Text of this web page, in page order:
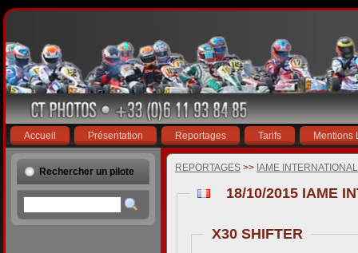
Accueil Présentation Reportages Tarifs Mentions
Rechercher un pilote REPORTAGES >> IAME
X30 SHIFTER